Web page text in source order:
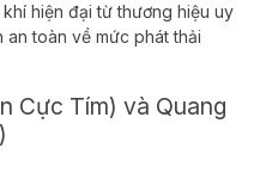
hiện đại từ thương hiệu uy
an toàn về mức phát thải
Cực Tím) và Quang